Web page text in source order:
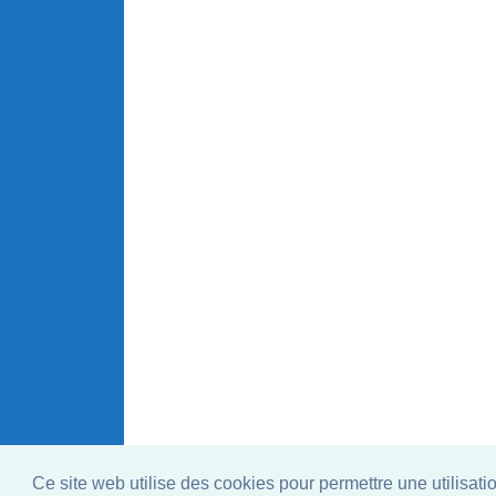
Ce site web utilise des cookies pour permettre une